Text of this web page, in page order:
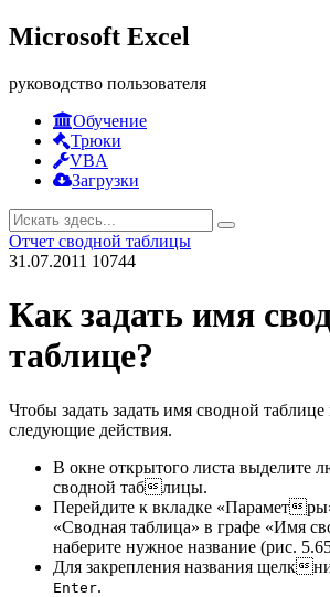
Microsoft Excel
руководство пользователя
Обучение
Трюки
VBA
Загрузки
Отчет сводной таблицы
31.07.2011 10744
Как задать имя
таблице?
Чтобы задать задать имя сводной
следующие действия.
В окне открытого листа выделите
сводной таблицы.
Перейдите к вкладке «Парамет
«Сводная таблица» в графе «Имя
наберите нужное название (рис.
Для закрепления названия щелк
Enter.